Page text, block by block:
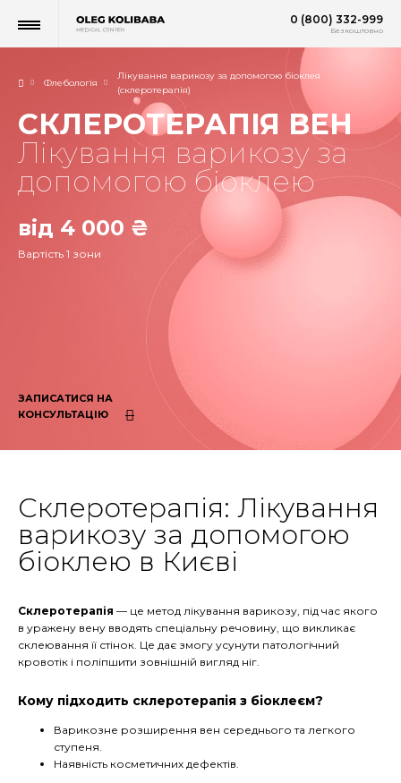
0 (800) 332-999
Безкоштовно
Флебологія
Лікування варикозу за допомогою біоклея
(склеротерапія)
СКЛЕРОТЕРАПІЯ ВЕН
Лікування варикозу за
допомогою біоклею
від 4 000 ₴
Вартість 1 зони
ЗАПИСАТИСЯ НА
КОНСУЛЬТАЦІЮ
Склеротерапія: Лікування
варикозу за допомогою
біоклею в Києві
Склеротерапія — це метод лікування варикозу, під час якого
в уражену вену вводять спеціальну речовину, що викликає
склеювання її стінок. Це дає змогу усунути патологічний
кровотік і поліпшити зовнішній вигляд ніг.
Кому підходить склеротерапія з біоклеєм?
Варикозне розширення вен середнього та легкого
ступеня.
Наявність косметичних дефектів.